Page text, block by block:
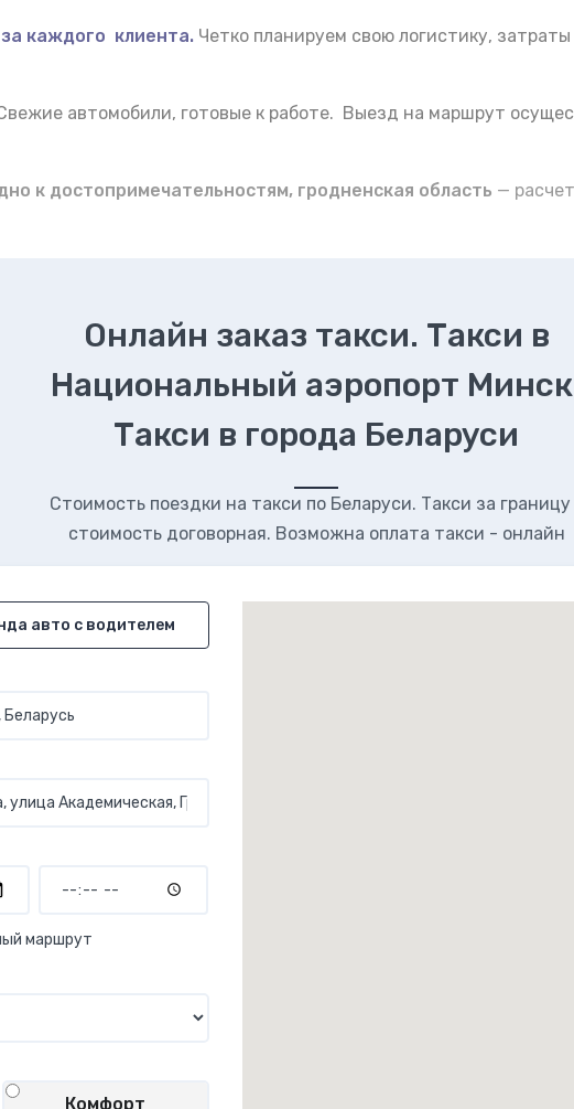
каждого клиента. Четко планируем свою логистику,
автомобили, готовые к работе. Выезд на маршрут
к достопримечательностям, гродненская область —
Онлайн заказ такси. Такси в
Национальный аэропорт
Такси в города Беларуси
Стоимость поездки на такси по Беларуси. Такси за
стоимость договорная. Возможна оплата такси - онлайн
авто с водителем
маршрут
Комфорт